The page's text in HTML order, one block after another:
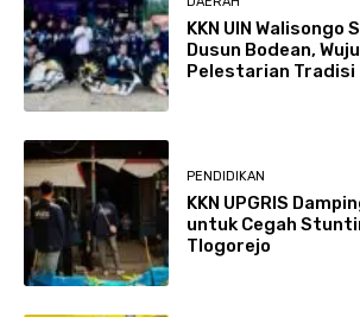
KKN UIN
Dusun Bodean,
Pelestarian Tradisi
PENDIDIKAN
KKN UPGRIS
untuk Cegah
Tlogorejo